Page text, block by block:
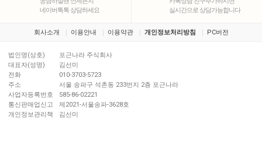
네이버톡톡 상담하세요
실시간으로 상담가능합니다
회사소개 이용안내 이용약관 개인정보처리방침 PC버전
법인명(상호)
포근나라 주식회사
대표자(성명)
김선미
전화
010-3703-5723
주소
서울 송파구 석촌동 233번지 2층 포근나라
사업자등록번호
585-86-02221
통신판매업신고
제2021-서울송파-3628호
개인정보관리책
김선미